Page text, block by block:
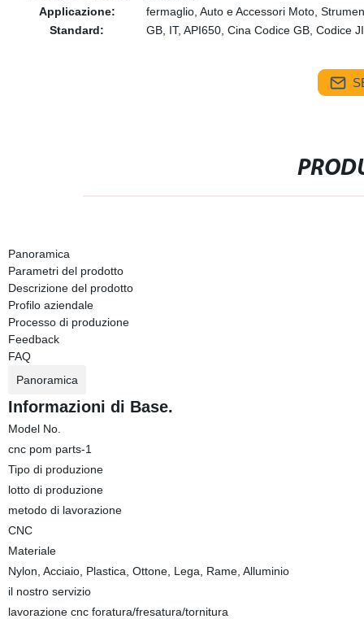
Applicazione:
fermaglio, Auto e Accessori Moto,
Standard:
GB, IT, API650, Cina Codice GB, Codice
Panoramica
Parametri del prodotto
Descrizione del prodotto
Profilo aziendale
Processo di produzione
Feedback
FAQ
Panoramica
Informazioni di Base.
Model No.
cnc pom parts-1
Tipo di produzione
lotto di produzione
metodo di lavorazione
CNC
Materiale
Nylon, Acciaio, Plastica, Ottone, Lega, Rame, Alluminio
il nostro servizio
lavorazione cnc foratura/fresatura/tornitura